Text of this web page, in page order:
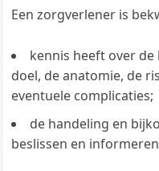
Een zorgverlener is
kennis heeft over
doel, de anatomie, de
eventuele complicaties;
de handeling en
beslissen en